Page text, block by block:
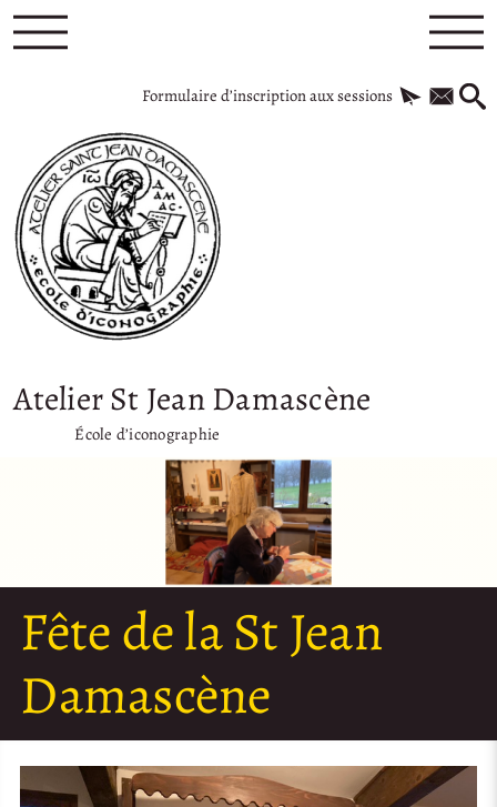
Formulaire d’inscription aux sessions
Atelier St Jean Damascène
École d’iconographie
Fête de la St Jean
Damascène